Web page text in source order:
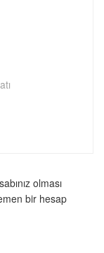
olması
bir hesap